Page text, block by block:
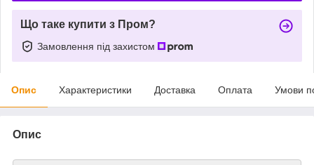
Що таке купити з Пром?
Замовлення під захистом
Опис Характеристики Доставка Оплата Умови
Опис